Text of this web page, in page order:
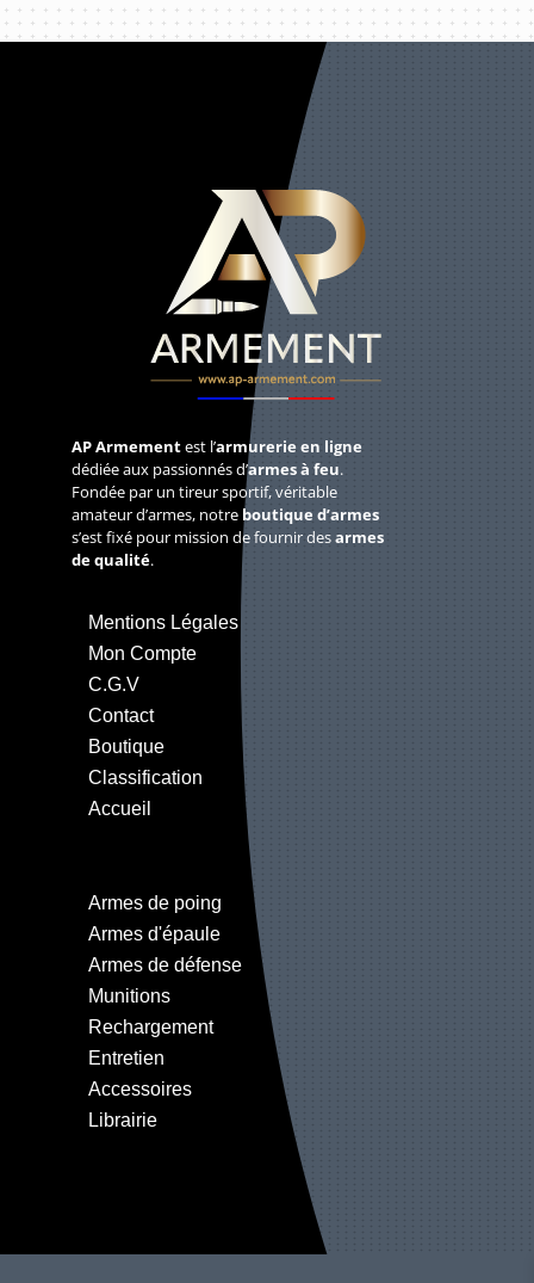
AP Armementest l’armurerie en ligne
dédiée aux passionnés d’armes à feu.
Fondée par un tireur sportif, véritable
amateur d’armes, notre boutique d’armes
s’est fixé pour mission de fournir desarmes
de qualité.
Mentions Légales
Mon Compte
C.G.V
Contact
Boutique
Classification
Accueil
Armes de poing
Armes d'épaule
Armes de défense
Munitions
Rechargement
Entretien
Accessoires
Librairie